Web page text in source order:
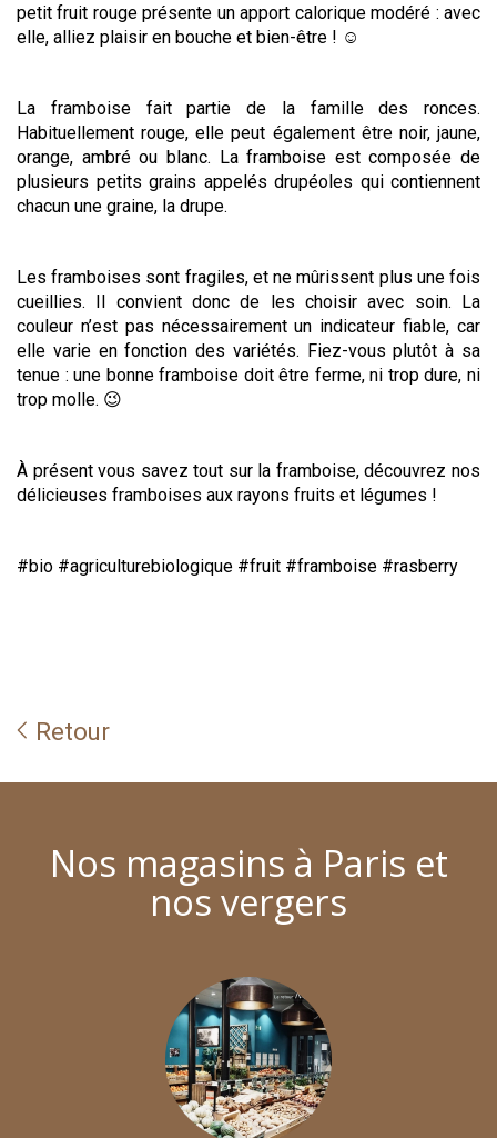
petit fruit rouge présente un apport calorique modéré : avec
elle, alliez plaisir en bouche et bien-être ! ☺️
La framboise fait partie de la famille des ronces.
Habituellement rouge, elle peut également être noir, jaune,
orange, ambré ou blanc. La framboise est composée de
plusieurs petits grains appelés drupéoles qui contiennent
chacun une graine, la drupe.
Les framboises sont fragiles, et ne mûrissent plus une fois
cueillies. Il convient donc de les choisir avec soin. La
couleur n’est pas nécessairement un indicateur fiable, car
elle varie en fonction des variétés. Fiez-vous plutôt à sa
tenue : une bonne framboise doit être ferme, ni trop dure, ni
trop molle. 😉
À présent vous savez tout sur la framboise, découvrez nos
délicieuses framboises aux rayons fruits et légumes !
#bio #agriculturebiologique #fruit #framboise #rasberry
Retour
Nos magasins à Paris et
nos vergers